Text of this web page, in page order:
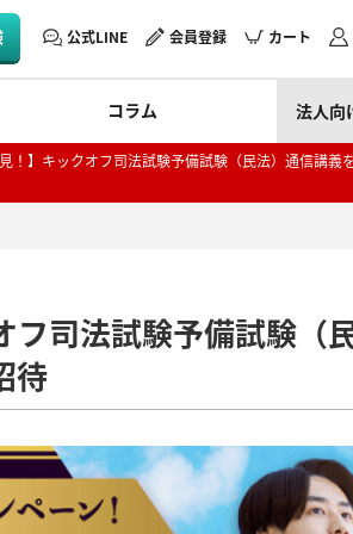
公式LINE 会員登録 カート
コラム 法人向
】キックオフ司法試験予備試験（民法）通信講義
フ司法試験予備試験（
待